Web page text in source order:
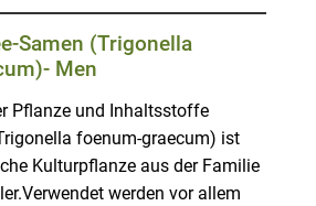
Samen (Trigonella
Men
Pflanze und Inhaltsstoffe
foenum-graecum) ist
Kulturpflanze aus der Familie
werden vor allem